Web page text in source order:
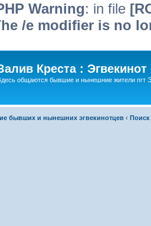
Warning: in file
/e modifier is no
Креста : Эгвекинот
общаются бывшие и нынешние жители пгт
бывших и нынешних эгвекинотцев ‹ Поиск